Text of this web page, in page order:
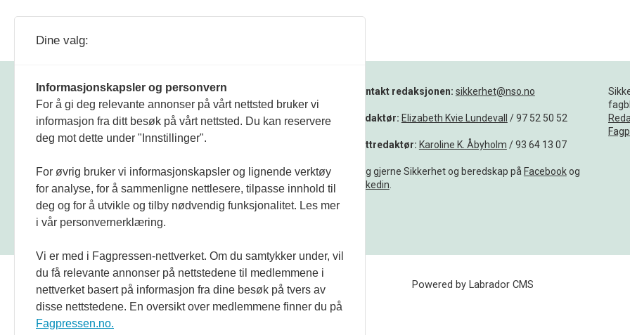
Sikkerhet og beredskap er et digitalt fagblad om
beredskap, industrivern og samvirke. Fagbladet utgis
av Næringslivets sikkerhetsorganisasjon(NSO). NSO
er en tilsynsmyndighet, utpekt av Justis- og
beredskapsdepartementet, med hjemmel i
industrivern.
Sikkerhet og beredskap har ikke ansvar for innhold på
eksterne nettsider som det lenkes til fra nettsidene. Vi
benytter informasjonskapsler (cookies) på våre
Kontakt redaksjonen: sikkerhet@nso.no
Redaktør: Elizabeth Kvie Lundevall / 97 52 50 52
Nettredaktør: Karoline K. Åbyholm / 93 64 13 07
Følg gjerne Sikkerhet og beredskap på Facebookog
Linkedin
Powered by Labrador CMS
Dine valg:
Informasjonskapsler og personvern
For å gi deg relevante annonser på vårt nettsted bruker vi
informasjon fra ditt besøk på vårt nettsted. Du kan reservere
deg mot dette under "Innstillinger".
For øvrig bruker vi informasjonskapsler og lignende verktøy
for analyse, for å sammenligne nettlesere, tilpasse innhold til
deg og for å utvikle og tilby nødvendig funksjonalitet. Les mer
i vår personvernerklæring.
Vi er med i Fagpressen-nettverket. Om du samtykker under, vil
du få relevante annonser på nettstedene til medlemmene i
nettverket basert på informasjon fra dine besøk på tvers av
disse nettstedene. En oversikt over medlemmene finner du på
Fagpressen.no.